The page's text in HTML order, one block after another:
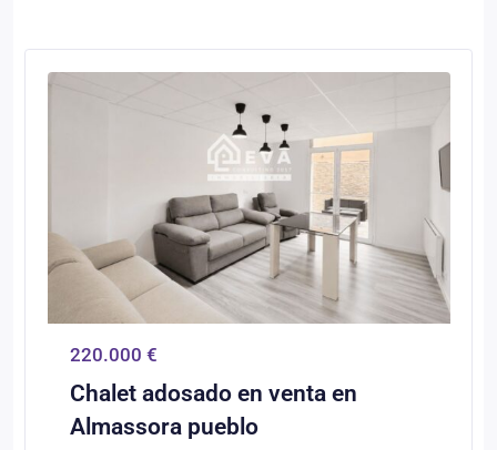
0 Almassora/Almazora
220.000 €
Chalet adosado en venta en
Almassora pueblo